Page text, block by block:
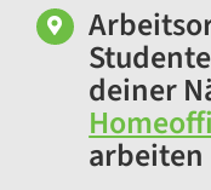
deiner
arbeiten